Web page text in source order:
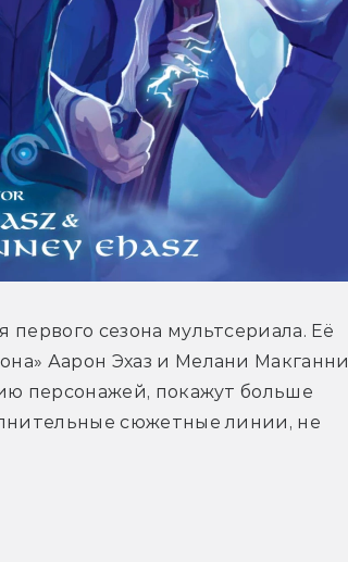
сезона мультсериала. Её
Аарон Эхаз и Мелани Макганни
персонажей, покажут больше
сюжетные линии, не